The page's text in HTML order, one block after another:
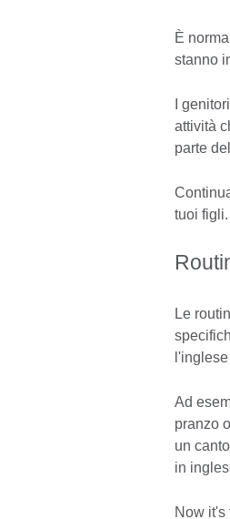
È
stanno
I
attività
parte
tuoi figli.
Le
Ad
pranzo
un
in
Now it's